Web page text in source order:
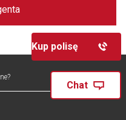
Chat
Kup polisę